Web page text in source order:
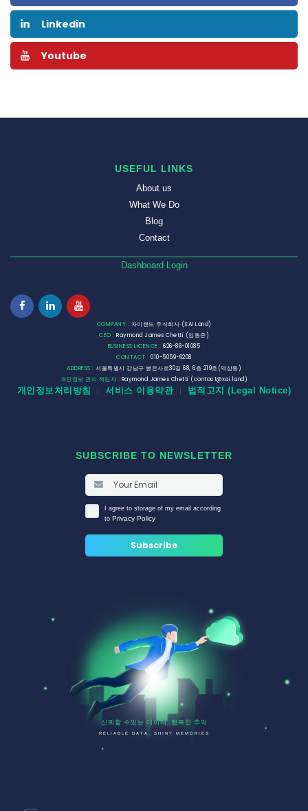
Linkedin
Youtube
USEFUL LINKS
About us
What We Do
Blog
Contact
Dashboard Login
COMPANY : 자이랜드 주식회사 (XAI Land)
CEO : Raymond James Chetti (임동준)
BUSINESS LICENCE : 626-86-01085
CONTACT : 010-5059-6208
ADDRESS : 서울특별시 강남구 봉은사로30길 68, 6층 219호(역삼동)
개인정보 관리 책임자 : Raymond James Chetti (contact@xai.land)
개인정보처리방침 서비스 이용약관 법적고지 (Legal Notice)
SUBSCRIBE TO NEWSLETTER
I agree to storage of my email according
to Privacy Policy
신뢰할 수있는 데이터. 행복한 추억
RELIABLE DATA. SHINY MEMORIES